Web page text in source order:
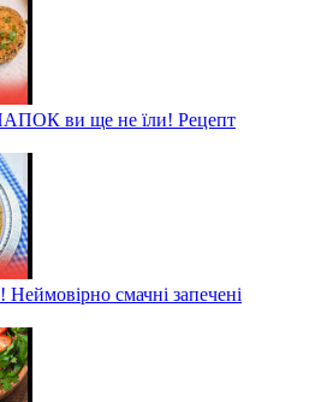
ви ще не їли! Рецепт
смачні запечені